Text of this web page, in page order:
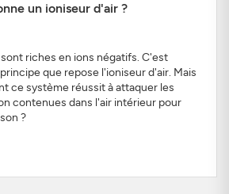
un ioniseur d'air ?
riches en ions négatifs. C'est
que repose l'ioniseur d'air. Mais
ce système réussit à attaquer les
contenues dans l'air intérieur pour
?